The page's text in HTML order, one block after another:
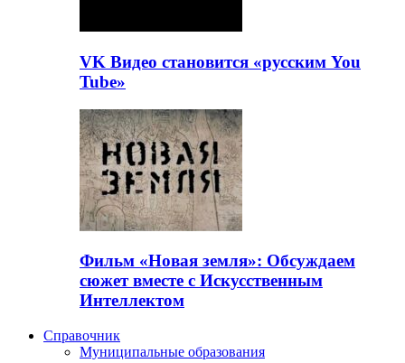
VK Видео становится «русским You
Tube»
Фильм «Новая земля»: Обсуждаем
сюжет вместе с Искусственным
Интеллектом
Справочник
Муниципальные образования